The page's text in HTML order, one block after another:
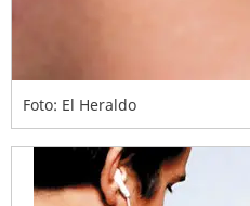
Foto: El Heraldo